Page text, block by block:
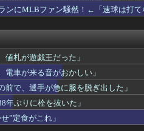
よ！」外国人が語る日本の魅力的に
チ＆打点！破竹の9連勝！（海外の反
えば誰が思い浮かぶ？」
別な生き様に各国から称賛の声
アスがアストンヴィラ戦で決めたゴ
ビーでホームラン連発！【MLB】
日にデビュー！圧巻3連続ブロックも...
亡くなったことに世界が騒然！←「日
審判らに不謹慎接待をしていた証拠
る？（海外の反応）
りだ。ウィーブの評判のせいで自分も
待ってるの」一週間寝たきりの人が
ンにMLBファン騒然！←「速球は打て
値札が遊戯王だった」
電車が来る音がおかしい」
前で、選手が急に服を脱ぎ出した」
年ぶりに栓を抜いた」
”定食がこれ」